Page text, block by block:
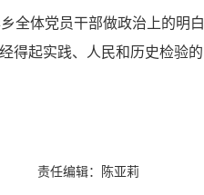
全体党员干部做政治上的明白
得起实践、人民和历史检验的
责任编辑：陈亚莉